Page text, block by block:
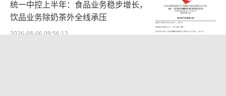
释称，主要受全球汽车销量下降、库存管理带
来的折扣增加以及向中国合资公司销售汽车的
收入确认复杂性等多重因素影响。此外，公司
统一中控上半年：食品业务稳步增长，
饮品业务除奶茶外全线承压
2026-08-06 09:56:12